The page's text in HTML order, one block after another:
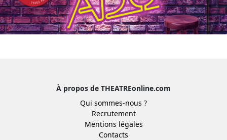
À propos de THEATREonline.com
Qui sommes-nous ?
Recrutement
Mentions légales
Contacts